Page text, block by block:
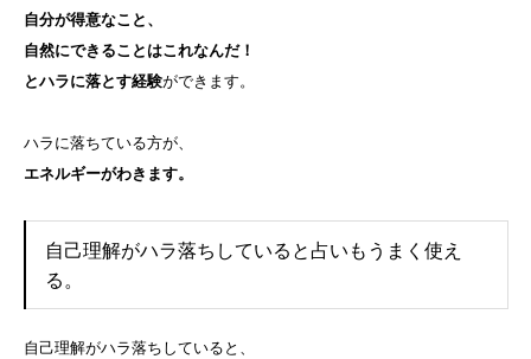
自分が得意なこと、
自然にできることはこれなんだ！
とハラに落とす経験ができます。
ハラに落ちている方が、
エネルギーがわきます。
自己理解がハラ落ちしていると占いもうまく使え
る。
自己理解がハラ落ちしていると、